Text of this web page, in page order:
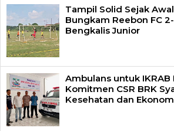
Tampil Solid Sejak
Bungkam Reebon FC
Bengkalis Junior
Ambulans untuk IKRAB
Komitmen CSR BRK
Kesehatan dan